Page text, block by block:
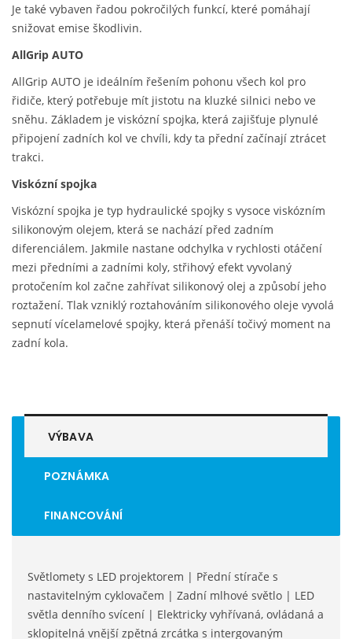
Je také vybaven řadou pokročilých funkcí, které pomáhají
snižovat emise škodlivin.
AllGrip AUTO
AllGrip AUTO je ideálním řešením pohonu všech kol pro
řidiče, který potřebuje mít jistotu na kluzké silnici nebo ve
sněhu. Základem je viskózní spojka, která zajišťuje plynulé
připojení zadních kol ve chvíli, kdy ta přední začínají ztrácet
trakci.
Viskózní spojka
Viskózní spojka je typ hydraulické spojky s vysoce viskózním
silikonovým olejem, která se nachází před zadním
diferenciálem. Jakmile nastane odchylka v rychlosti otáčení
mezi předními a zadními koly, střihový efekt vyvolaný
protočením kol začne zahřívat silikonový olej a způsobí jeho
roztažení. Tlak vzniklý roztahováním silikonového oleje vyvolá
sepnutí vícelamelové spojky, která přenáší točivý moment na
zadní kola.
VÝBAVA
POZNÁMKA
FINANCOVÁNÍ
Světlomety s LED projektorem | Přední stírače s
nastavitelným cyklovačem | Zadní mlhové světlo | LED
světla denního svícení | Elektricky vyhřívaná, ovládaná a
sklopitelná vnější zpětná zrcátka s intergovaným